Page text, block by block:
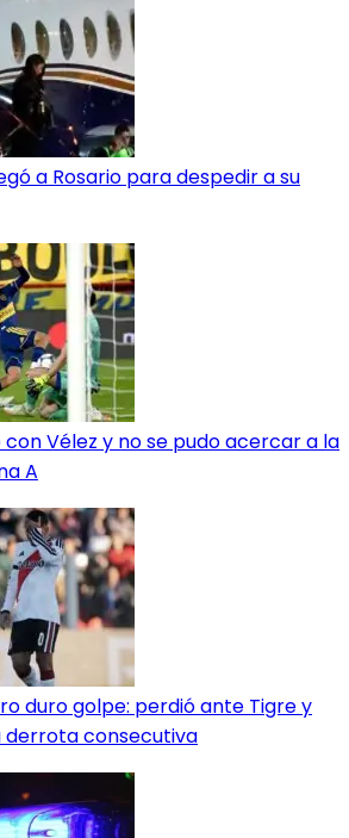
a Rosario para despedir a su
Vélez y no se pudo acercar a la
A
duro golpe: perdió ante Tigre y
derrota consecutiva